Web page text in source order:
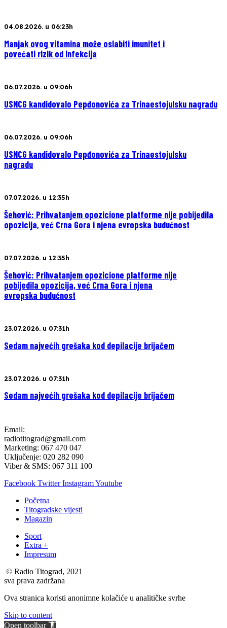
04.08.2026. u 06:23h
Manjak ovog vitamina može oslabiti imunitet i
povećati rizik od infekcija
06.07.2026. u 09:06h
USNCG kandidovalo Pepđonovića za Trinaestojulsku nagradu
06.07.2026. u 09:06h
USNCG kandidovalo Pepđonovića za Trinaestojulsku
nagradu
07.07.2026. u 12:35h
Šehović: Prihvatanjem opozicione platforme nije pobijedila
opozicija, već Crna Gora i njena evropska budućnost
07.07.2026. u 12:35h
Šehović: Prihvatanjem opozicione platforme nije
pobijedila opozicija, već Crna Gora i njena
evropska budućnost
23.07.2026. u 07:31h
Sedam najvećih grešaka kod depilacije brijačem
23.07.2026. u 07:31h
Sedam najvećih grešaka kod depilacije brijačem
Email:
radiotitograd@gmail.com
Marketing: 067 470 047
Uključenje: 020 282 090
Viber & SMS: 067 311 100
Facebook Twitter InstagramYoutube
Početna
Titogradske vijesti
Magazin
Sport
Extra +
Impresum
© Radio Titograd, 2021
sva prava zadržana
Ova stranica koristi anonimne kolačiće u analitičke svrhe
Skip to content
Open toolbar